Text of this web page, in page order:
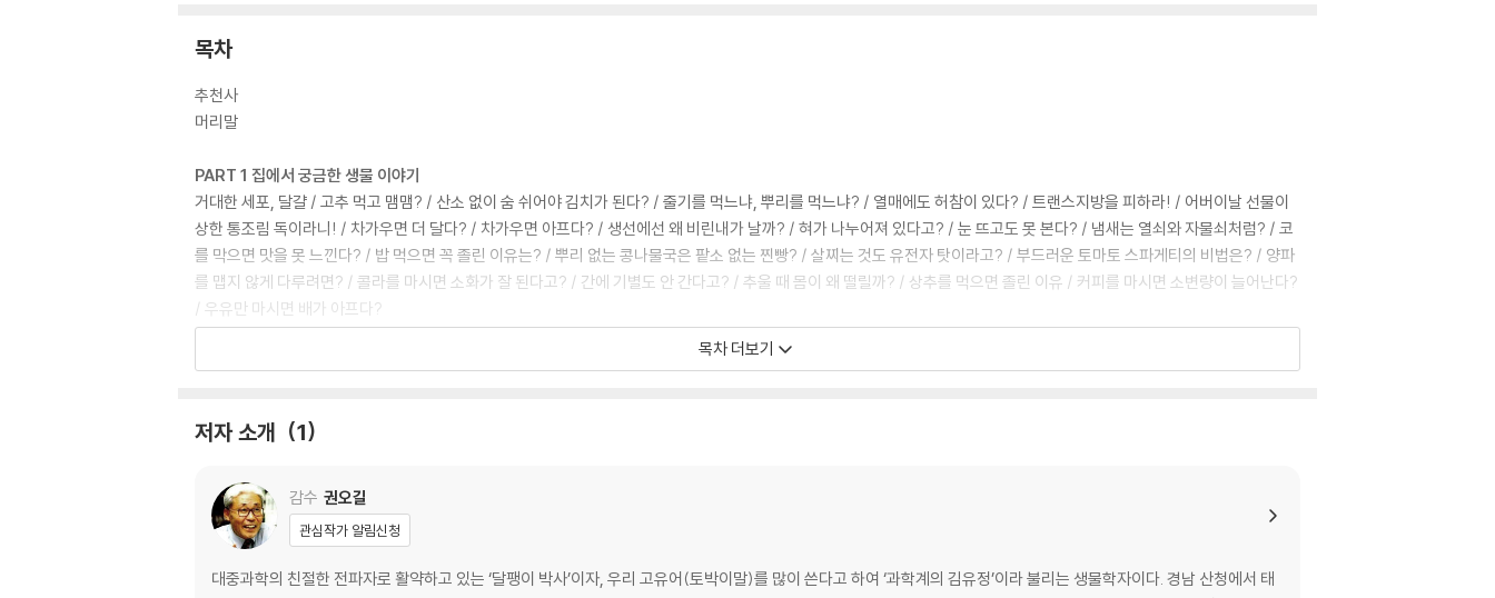
목차
추천사
머리말
PART 1 집에서 궁금한 생물 이야기
거대한 세포, 달걀 / 고추 먹고 맴맴? / 산소 없이 숨 쉬어야 김치가 된다? / 줄기를 먹느냐, 뿌리를 먹느냐? / 열매에도 허참이 있다? / 트랜스지방을 피하라! / 어버이날 선물이
상한 통조림 독이라니! / 차가우면 더 달다? / 차가우면 아프다? / 생선에선 왜 비린내가 날까? / 혀가 나누어져 있다고? / 눈 뜨고도 못 본다? / 냄새는 열쇠와 자물쇠처럼? / 코
를 막으면 맛을 못 느낀다? / 밥 먹으면 꼭 졸린 이유는? / 뿌리 없는 콩나물국은 팥소 없는 찐빵? / 살찌는 것도 유전자 탓이라고? / 부드러운 토마토 스파게티의 비법은? / 양파
를 맵지 않게 다루려면? / 콜라를 마시면 소화가 잘 된다고? / 간에 기별도 안 간다고? / 추울 때 몸이 왜 떨릴까? / 상추를 먹으면 졸린 이유 / 커피를 마시면 소변량이 늘어난다?
/ 우유만 마시면 배가 아프다?
안 걸린다고? / 내 맘대로 안 되는 심장 / 소리 없는 방귀 냄새가 더 지독하다 / 아킬레스건이 치명적이라고? / 영구는 벽 없~다? / 내 몸에 발전소 있다? / 게놈? 지놈? 진? / 내
만 온다고?
PART 3 동물원에서 궁금한 생물 이야기
새대가리라고? / 암컷이냐 수컷이냐 온도가 문제로다? / 이무기의 정체는 수달이었다? / 호랑이를 잡으려면 호랑이 굴로 가라? / 판다는 초식성? 육식성? / 말하는 동물이 있다
목차 더보기
저자 소개 1
감수 권오길
관심작가 알림신청
대중과학의 친절한 전파자로 활약하고 있는 ‘달팽이 박사’이자, 우리 고유어(토박이말)를 많이 쓴다고 하여 ‘과학계의 김유정’이라 불리는 생물학자이다. 경남 산청에서 태